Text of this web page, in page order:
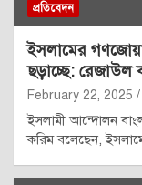
প্রতিবেদন
ইসলামের গণজোয়ার
ছড়াচ্ছে: রেজাউল
February 22, 2025
ইসলামী আন্দোলন
করিম বলেছেন,